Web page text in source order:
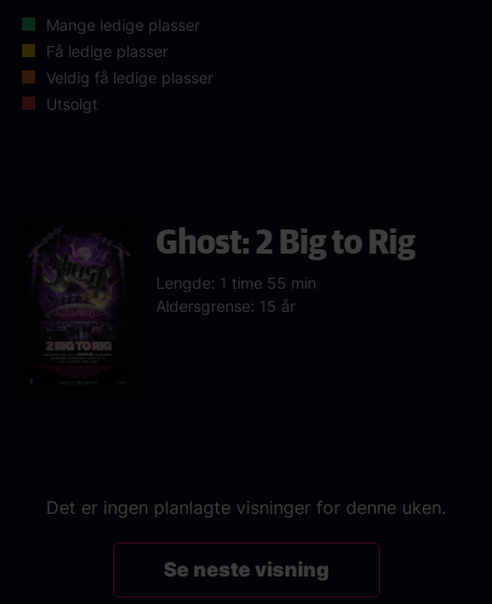
Mange ledige plasser
Få ledige plasser
Veldig få ledige plasser
Utsolgt
Ghost: 2 Big to Rig
Lengde: 1 time 55 min
Aldersgrense: 15 år
Det er ingen planlagte visninger for denne uken.
Se neste visning